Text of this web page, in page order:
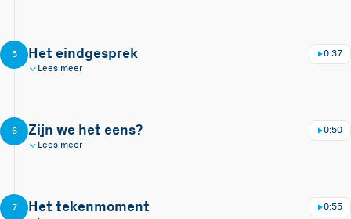
5 Het eindgesprek
0:37
Lees meer
6 Zijn we het eens?
0:50
Lees meer
7 Het tekenmoment
0:55